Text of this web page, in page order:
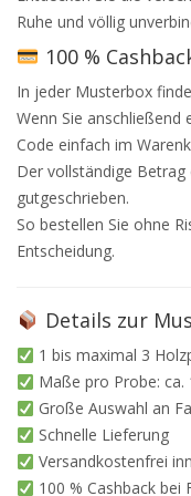
Ruhe und völlig
100 %
In jeder Musterbox
Wenn Sie anschließend
Code einfach im
Der vollständige
gutgeschrieben.
So bestellen Sie ohne
Entscheidung.
Details zur
1 bis maximal 3
Maße pro Probe: ca.
Große Auswahl an
Schnelle Lieferung
Versandkostenfrei
100 % Cashback bei